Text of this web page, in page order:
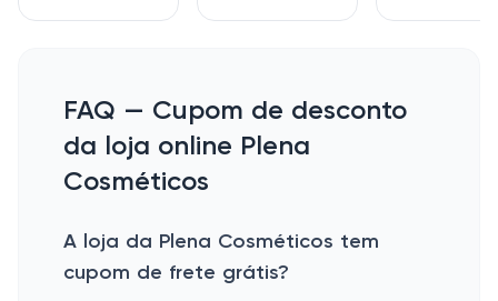
FAQ — Cupom de desconto
da loja online Plena
Cosméticos
A loja da Plena Cosméticos tem
cupom de frete grátis?